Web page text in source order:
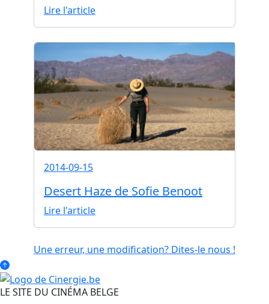
Lire l'article
2014-09-15
Desert Haze de Sofie Benoot
Lire l'article
Une erreur, une modification? Dites-le nous !
LE SITE DU CINÉMA BELGE